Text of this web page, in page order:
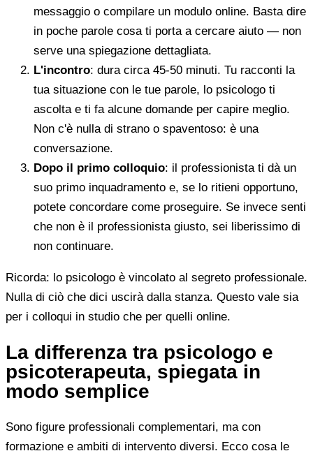
messaggio o compilare un modulo online. Basta dire
in poche parole cosa ti porta a cercare aiuto — non
serve una spiegazione dettagliata.
L'incontro: dura circa 45-50 minuti. Tu racconti la
tua situazione con le tue parole, lo psicologo ti
ascolta e ti fa alcune domande per capire meglio.
Non c'è nulla di strano o spaventoso: è una
conversazione.
Dopo il primo colloquio: il professionista ti dà un
suo primo inquadramento e, se lo ritieni opportuno,
potete concordare come proseguire. Se invece senti
che non è il professionista giusto, sei liberissimo di
non continuare.
Ricorda: lo psicologo è vincolato al segreto professionale.
Nulla di ciò che dici uscirà dalla stanza. Questo vale sia
per i colloqui in studio che per quelli online.
La differenza tra psicologo e
psicoterapeuta, spiegata in
modo semplice
Sono figure professionali complementari, ma con
formazione e ambiti di intervento diversi. Ecco cosa le